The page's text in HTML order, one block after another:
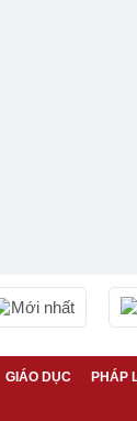
Mới nhất
GIÁO DỤC PHÁP